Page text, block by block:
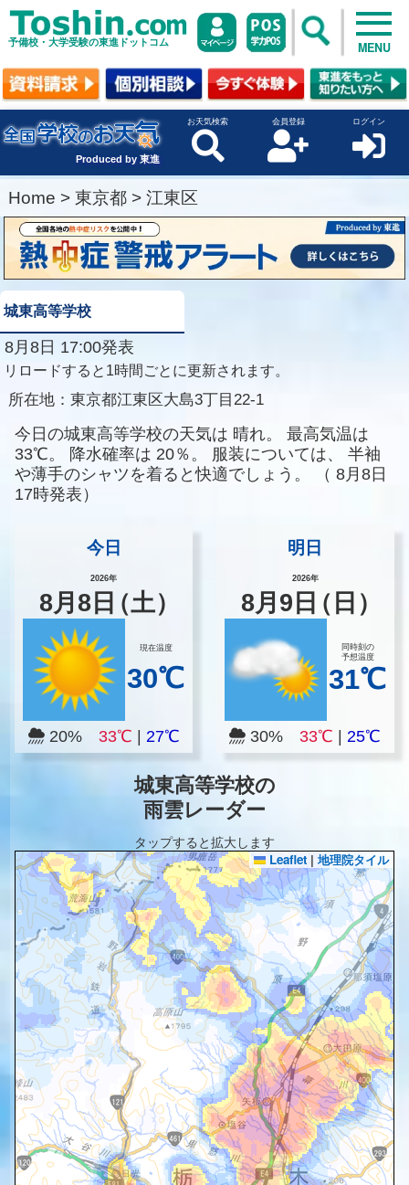
予備校・大学受験の東進ドットコム MENU
Produced by 東進
お天気検索 会員登録 ログイン
Home > 東京都 > 江東区
城東高等学校
8月8日 17:00発表
リロードすると1時間ごとに更新されます。
所在地： 東京都江東区大島3丁目22-1
今日の城東高等学校の天気は 晴れ。
最高気温は
33℃。
降水確率は 20％。 服装については、
半袖
や薄手のシャツを着ると快適でしょう。
（ 8月8日
17時発表）
今日
2026年
8月8 日（土）
現在温度
30℃
20% 33℃ 27℃
明日
2026年
8月 9 日（日）
同時刻の
予想温度
31℃
30%33℃ |25℃
城東高等学校の
雨雲レーダー
タップすると拡大します
Leaflet | 地理院タイル